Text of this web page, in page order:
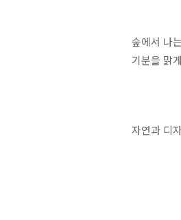
숲에서 나
기분을 맑
자연과 디